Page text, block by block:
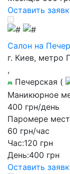
Оставить
Салон на
г. Киев, метро
,
Печерская (
Маникюрное
400 грн/день
Паромере
60 грн/час
Час:120 грн
День:400 грн
Оставить